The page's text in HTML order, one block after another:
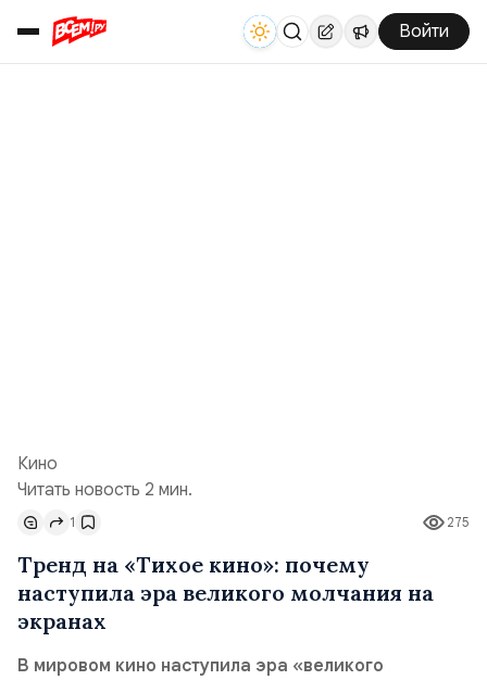
Войти
Кино
Читать новость 2 мин.
275
1
Тренд на «Тихое кино»: почему
наступила эра великого молчания на
экранах
В мировом кино наступила эра «великого